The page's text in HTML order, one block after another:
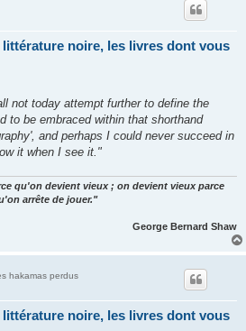
noire, les livres dont vous
not today attempt further to define the
to be embraced within that shorthand
and perhaps I could never succeed in
it when I see it. "
qu'on devient vieux ; on devient vieux parce
arrête de jouer."
George Bernard Shaw
hakamas perdus
noire, les livres dont vous